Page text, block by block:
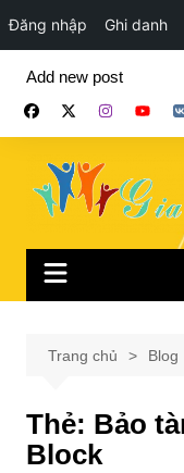
Đăng nhập Ghi danh
phần
Add new post
Trang chủ Blog
Thẻ: Bảo
Block